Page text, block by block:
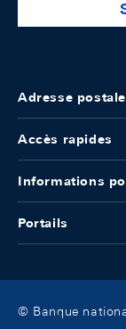
Adresse
Accès rapides
Informations
Portails
© Banque